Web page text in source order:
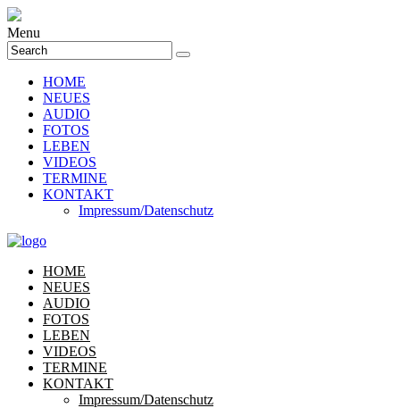
Menu
HOME
NEUES
AUDIO
FOTOS
LEBEN
VIDEOS
TERMINE
KONTAKT
Impressum/Datenschutz
HOME
NEUES
AUDIO
FOTOS
LEBEN
VIDEOS
TERMINE
KONTAKT
Impressum/Datenschutz